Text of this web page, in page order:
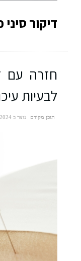
כאבים בפי הטבעת
דיקור
חזרה עם
לבעיות
תוכן מקודם נוצר ב 24.04.2024 10:04